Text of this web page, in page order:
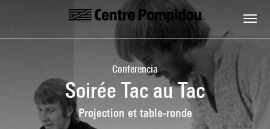
Skip to main content
Centre Pompidou
Conferencia
Soirée Tac au Tac
Projection et table-ronde